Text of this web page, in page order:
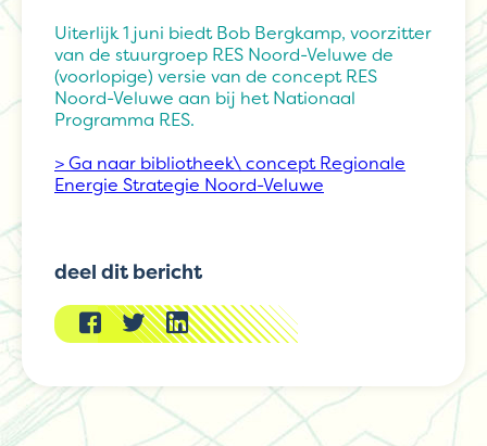
Uiterlijk 1 juni biedt Bob Bergkamp, voorzitter
van de stuurgroep RES Noord-Veluwe de
(voorlopige) versie van de concept RES
Noord-Veluwe aan bij het Nationaal
Programma RES.
> Ga naar bibliotheek\ concept Regionale
Energie Strategie Noord-Veluwe
deel dit bericht